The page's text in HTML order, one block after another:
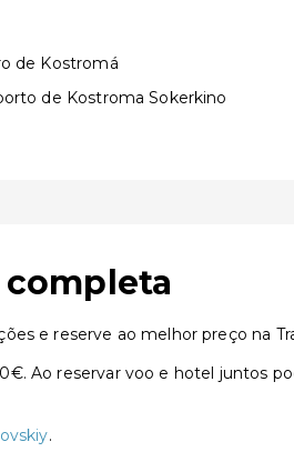
de Kostromá
de Kostroma Sokerkino
completa
e reserve ao melhor preço na
Ao reservar voo e hotel juntos
.